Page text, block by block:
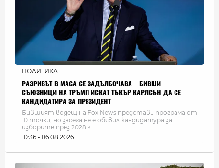
ПОЛИТИКА
РАЗРИВЪТ В MAGA СЕ ЗАДЪЛБОЧАВА – БИВШИ
СЪЮЗНИЦИ НА ТРЪМП ИСКАТ ТЪКЪР КАРЛСЪН ДА СЕ
КАНДИДАТИРА ЗА ПРЕЗИДЕНТ
Бившият водещ на Fox News представи програма от
10 точки, но засега не е обявил кандидатура за
изборите през 2028 г.
10:36 - 06.08.2026